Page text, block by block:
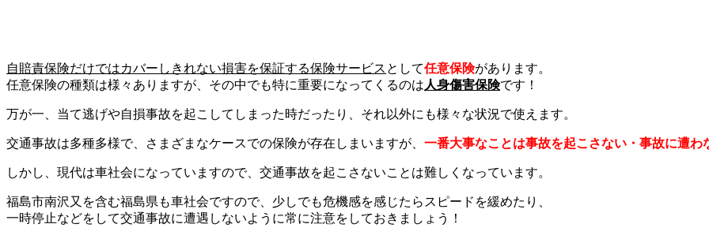
自賠責保険だけではカバーしきれない損害を保証する保険サービス として任意保険があります。
任意保険の種類は様々ありますが、その中でも特に重要になってくるのは 人身傷害保険です！
万が一、当て逃げや自損事故を起こしてしまった時だったり、それ以外にも様々な状況で使えます。
交通事故は多種多様で、さまざまなケースでの保険が存在しまいますが、 一番大事なことは事故を起こさない・事故に遭わ
しかし、現代は車社会になっていますので、交通事故を起こさないことは難しくなっています。
福島市南沢又を含む福島県も車社会ですので、少しでも危機感を感じたらスピードを緩めたり、
一時停止などをして交通事故に遭遇しないように常に注意をしておきましょう！